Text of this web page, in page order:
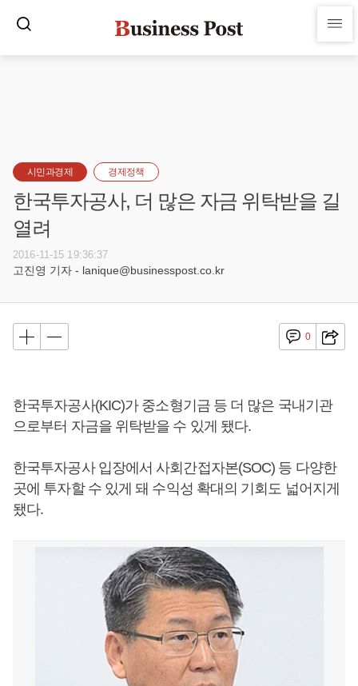
시민과경제 경제정책
한국투자공사, 더 많은 자금 위탁받을 길
열려
2016-11-15 19:36:37
고진영 기자 - lanique@businesspost.co.kr
0
한국투자공사(KIC)가 중소형기금 등 더 많은 국내기관
으로부터 자금을 위탁받을 수 있게 됐다.
한국투자공사 입장에서 사회간접자본(SOC) 등 다양한
곳에 투자할 수 있게 돼 수익성 확대의 기회도 넓어지게
됐다.